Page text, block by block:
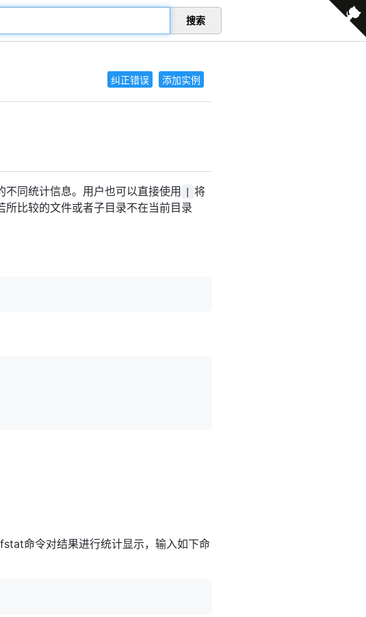
搜索
纠正错误 添加实例
同统计信息。用户也可以直接使用
将
比较的文件或者子目录不在当前目录
命令对结果进行统计显示，输入如下命